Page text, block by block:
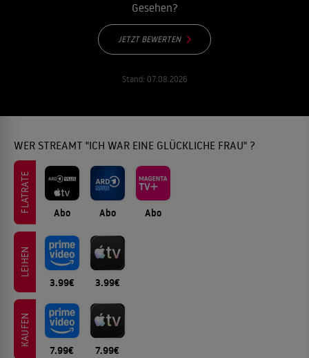
Gesehen?
JETZT BEWERTEN
Stand: 07.08.2026
WER STREAMT "ICH WAR EINE GLÜCKLICHE FRAU" ?
FLATRATE Abo Abo Abo
LEIHEN
3.99€ 3.99€
KAUFEN
7.99€ 7.99€